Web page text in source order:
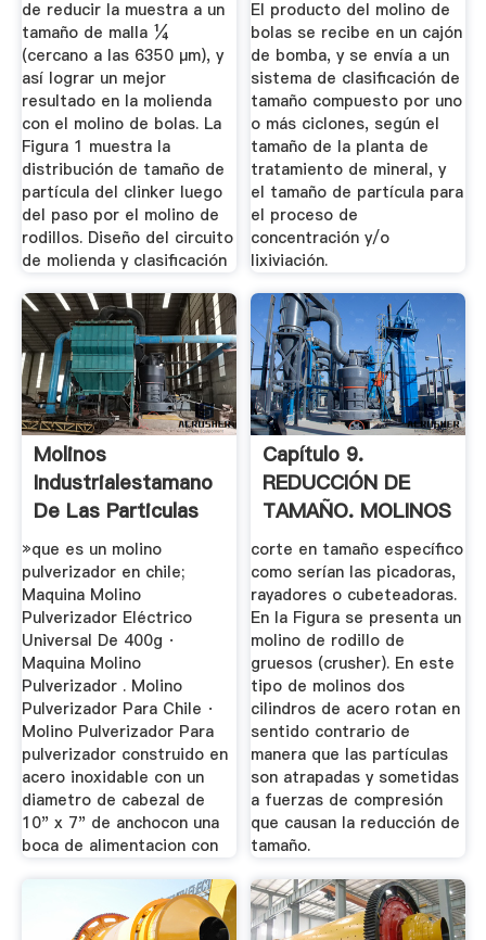
de reducir la muestra a un
tamaño de malla ¼
(cercano a las 6350 µm), y
así lograr un mejor
resultado en la molienda
con el molino de bolas. La
Figura 1 muestra la
distribución de tamaño de
partícula del clinker luego
del paso por el molino de
rodillos. Diseño del circuito
de molienda y clasificación
El producto del molino de
bolas se recibe en un cajón
de bomba, y se envía a un
sistema de clasificación de
tamaño compuesto por uno
o más ciclones, según el
tamaño de la planta de
tratamiento de mineral, y
el tamaño de partícula para
el proceso de
concentración y/o
lixiviación.
Molinos
Industrialestamano
De Las Particulas
De Coque
»que es un molino
pulverizador en chile;
Maquina Molino
Pulverizador Eléctrico
Universal De 400g ·
Maquina Molino
Pulverizador . Molino
Pulverizador Para Chile ·
Molino Pulverizador Para
pulverizador construido en
acero inoxidable con un
diametro de cabezal de
10" x 7" de anchocon una
boca de alimentacion con
Capítulo 9.
REDUCCIÓN DE
TAMAÑO. MOLINOS
.
corte en tamaño específico
como serían las picadoras,
rayadores o cubeteadoras.
En la Figura se presenta un
molino de rodillo de
gruesos (crusher). En este
tipo de molinos dos
cilindros de acero rotan en
sentido contrario de
manera que las partículas
son atrapadas y sometidas
a fuerzas de compresión
que causan la reducción de
tamaño.